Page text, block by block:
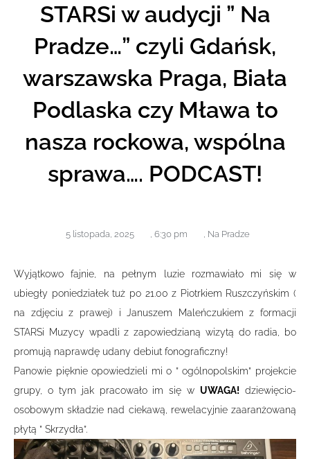
STARSi w audycji ” Na
Pradze…” czyli Gdańsk,
warszawska Praga, Biała
Podlaska czy Mława to
nasza rockowa, wspólna
sprawa…. PODCAST!
5 listopada, 2025 , 6:30 pm , Na Pradze
Wyjątkowo fajnie, na pełnym luzie rozmawiało mi się w
ubiegły poniedziałek tuż po 21.00 z Piotrkiem Ruszczyńskim (
na zdjęciu z prawej) i Januszem Maleńczukiem z formacji
STARSi Muzycy wpadli z zapowiedzianą wizytą do radia, bo
promują naprawdę udany debiut fonograficzny!
Panowie pięknie opowiedzieli mi o ” ogólnopolskim” projekcie
grupy, o tym jak pracowało im się wUWAGA! dziewięcio-
osobowym składzie nad ciekawą, rewelacyjnie zaaranżowaną
płytą ” Skrzydła”.